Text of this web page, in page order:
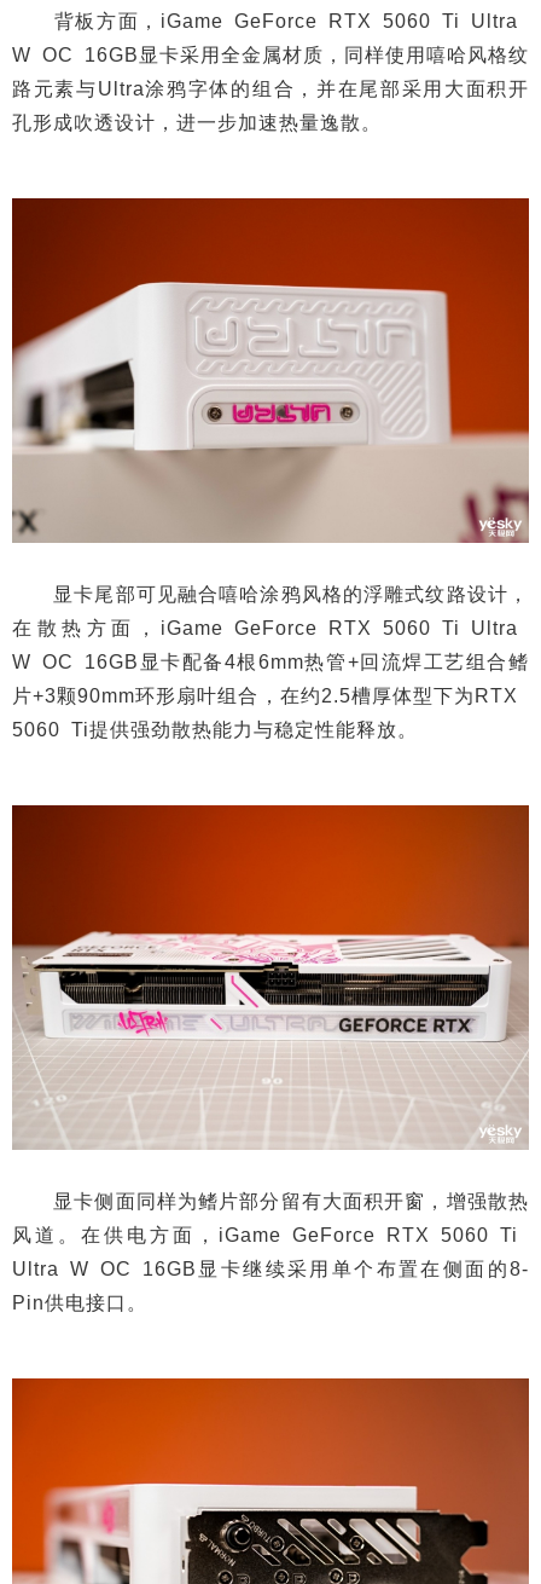
背板方面，iGame GeForce RTX 5060 Ti Ultra
W OC 16GB显卡采用全金属材质，同样使用嘻哈风格纹
路元素与Ultra涂鸦字体的组合，并在尾部采用大面积开
孔形成吹透设计，进一步加速热量逸散。
显卡尾部可见融合嘻哈涂鸦风格的浮雕式纹路设计，
在散热方面，iGame GeForce RTX 5060 Ti Ultra
W OC 16GB显卡配备4根6mm热管+回流焊工艺组合鳍
片+3颗90mm环形扇叶组合，在约2.5槽厚体型下为RTX
5060 Ti提供强劲散热能力与稳定性能释放。
显卡侧面同样为鳍片部分留有大面积开窗，增强散热
风道。在供电方面，iGame GeForce RTX 5060 Ti
Ultra W OC 16GB显卡继续采用单个布置在侧面的8-
Pin供电接口。